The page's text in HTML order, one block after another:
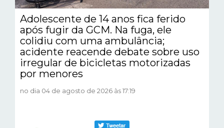
Adolescente de 14 anos fica ferido
após fugir da GCM. Na fuga, ele
colidiu com uma ambulância;
acidente reacende debate sobre uso
irregular de bicicletas motorizadas
por menores
no dia 04 de agosto de 2026 às 17:19